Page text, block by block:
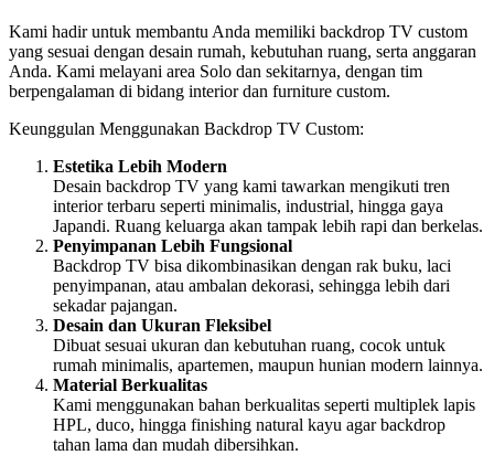
Kami hadir untuk membantu Anda memiliki backdrop TV custom
yang sesuai dengan desain rumah, kebutuhan ruang, serta anggaran
Anda. Kami melayani area Solo dan sekitarnya, dengan tim
berpengalaman di bidang interior dan furniture custom.
Keunggulan Menggunakan Backdrop TV Custom:
Estetika Lebih Modern
Desain backdrop TV yang kami tawarkan mengikuti tren
interior terbaru seperti minimalis, industrial, hingga gaya
Japandi. Ruang keluarga akan tampak lebih rapi dan berkelas.
Penyimpanan Lebih Fungsional
Backdrop TV bisa dikombinasikan dengan rak buku, laci
penyimpanan, atau ambalan dekorasi, sehingga lebih dari
sekadar pajangan.
Desain dan Ukuran Fleksibel
Dibuat sesuai ukuran dan kebutuhan ruang, cocok untuk
rumah minimalis, apartemen, maupun hunian modern lainnya.
Material Berkualitas
Kami menggunakan bahan berkualitas seperti multiplek lapis
HPL, duco, hingga finishing natural kayu agar backdrop
tahan lama dan mudah dibersihkan.